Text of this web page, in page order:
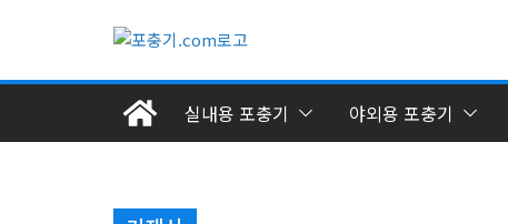
실내용 포충기 야외용 포충기